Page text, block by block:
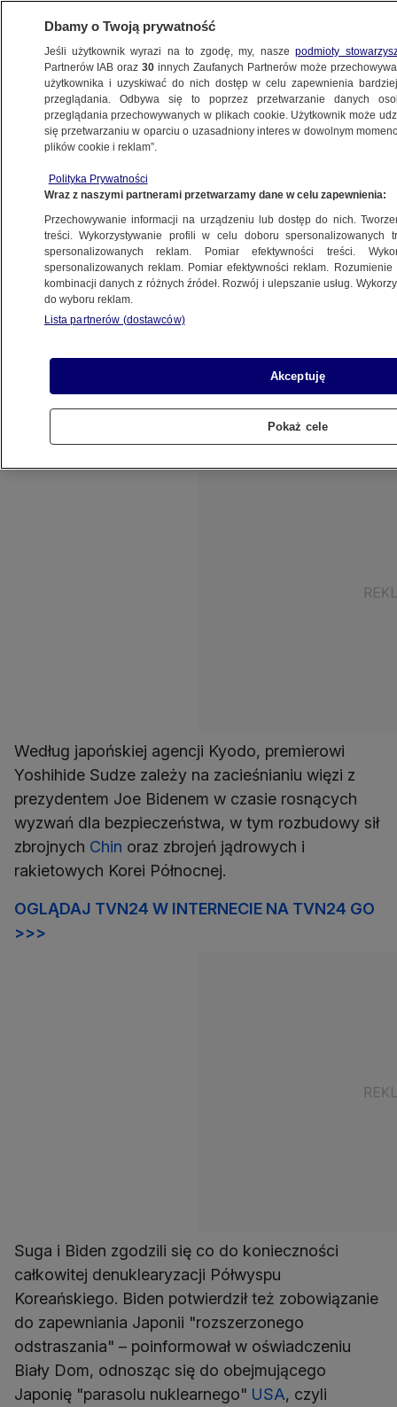
ŚWIAT
w relacjach dwustronnych ich krajów"
28.01.2021, 14:58
Udostępnij
W czwartek doszło do pierwszej rozmowy
przywódca z zapewnił szefa japońskiego rządu
o "niezachwianym zobowiązaniu" do obrony jego
kraju. Politycy uzgodnili, że będą mówić do siebie
Według japońskiej agencji Kyodo, premierowi
Yoshihide Sudze zależy na zacieśnianiu więzi z
prezydentem Joe Bidenem w czasie rosnących
wyzwań dla bezpieczeństwa, w tym rozbudowy sił
zbrojnych Chin oraz zbrojeń jądrowych i
rakietowych Korei Północnej.
OGLĄDAJ TVN24 W INTERNECIE NA TVN24 GO
>>>
Suga i Biden zgodzili się co do konieczności
całkowitej denuklearyzacji Półwyspu
Koreańskiego. Biden potwierdził też zobowiązanie
do zapewniania Japonii "rozszerzonego
odstraszania" – poinformował w oświadczeniu
Biały Dom, odnosząc się do obejmującego
Japonię "parasolu nuklearnego" USA, czyli
Dbamy o Twoją prywatność
Jeśli użytkownik wyrazi na to zgodę, my, naszepodmioty
Partnerów IAB oraz30 innych Zaufanych Partnerów może
użytkownika i uzyskiwać do nich dostęp w celu zapewnienia
przeglądania. Odbywa się to poprzez przetwarzanie danych
przeglądania przechowywanych w plikach cookie. Użytkownik może
się przetwarzaniu w oparciu o uzasadniony interes w dowolnym
plików cookie i reklam”.
Polityka Prywatności
Wraz z naszymi partnerami przetwarzamy dane w celu zapewnienia:
Przechowywanie informacji na urządzeniu lub dostęp do nich.
treści. Wykorzystywanie profili w celu doboru spersonalizowanych
spersonalizowanych reklam. Pomiar efektywności treści.
spersonalizowanych reklam. Pomiar efektywności reklam.
kombinacji danych z różnych źródeł. Rozwój i ulepszanie usług.
do wyboru reklam.
Lista partnerów (dostawców)
Akceptuję
Pokaż cele